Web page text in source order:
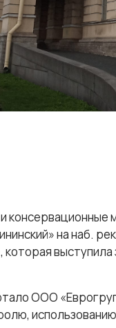
консервационные
на наб.
выступила
ООО